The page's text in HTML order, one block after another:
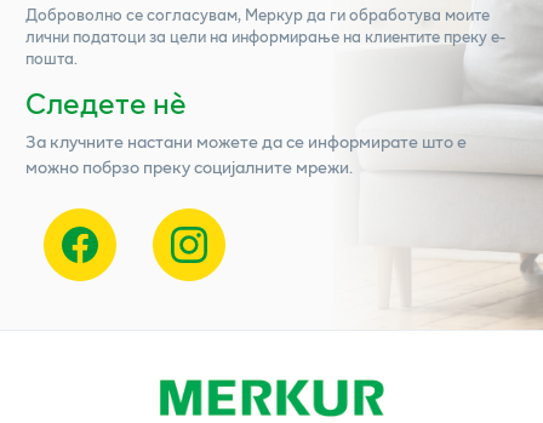
Доброволно се согласувам, Меркурда ги обработува моите
лични податоци за цели на информирање на клиентите преку е-
пошта.
Следете нѐ
За клучните настани можете да се информирате што е
можно побрзо преку социјалните мрежи.